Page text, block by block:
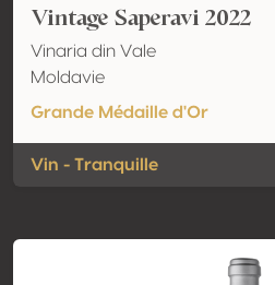
Vintage Saperavi 2022
Vinaria din Vale
Moldavie
Grande Médaille d'Or
Vin - Tranquille